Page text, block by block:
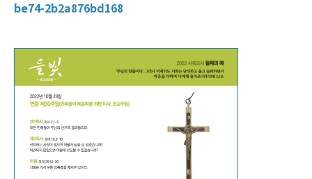
be74-2b2a876bd168